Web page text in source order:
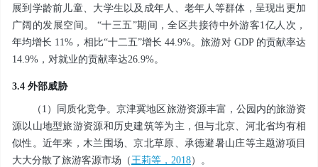
展到学龄前儿童、大学生以及成年人、老年人等群体，呈现出更加
广阔的发展空间。 “十三五”期间，全区共接待中外游客1亿人次，
年均增长 11%，相比“十二五”增长 44.9%。旅游对 GDP 的贡献率达
14.9%，对就业的贡献率达26.9%。
3.4 外部威胁
（1）同质化竞争。京津冀地区旅游资源丰富，公园内的旅游资
源以山地型旅游资源和历史建筑等为主，但与北京、河北省均有相
似性。近年来，木兰围场、京北草原、承德避暑山庄等主题游项目
大大分散了旅游客源市场（王莉等，2018）。